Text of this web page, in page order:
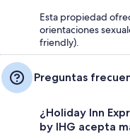
Esta propiedad
orientaciones
friendly).
Preguntas
¿Holiday Inn
by IHG acepta